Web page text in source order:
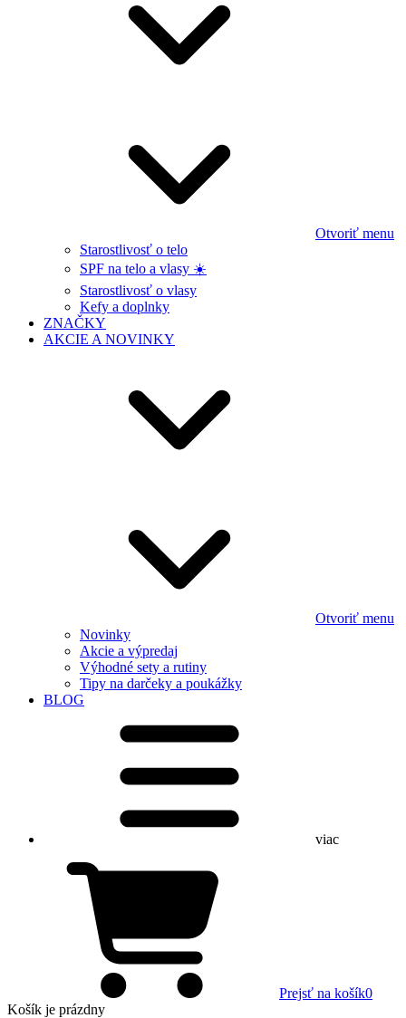
Otvoriť menu
Starostlivosť o telo
SPF na telo a vlasy ☀️
Starostlivosť o vlasy
Kefy a doplnky
ZNAČKY
AKCIE A NOVINKY
Otvoriť menu
Novinky
Akcie a výpredaj
Výhodné sety a rutiny
Tipy na darčeky a poukážky
BLOG
viac
Prejsť na košík0
Košík je prázdny